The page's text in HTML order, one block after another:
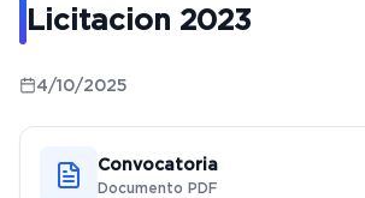
Licitacion 2023
4/10/2025
Convocatoria
Documento PDF